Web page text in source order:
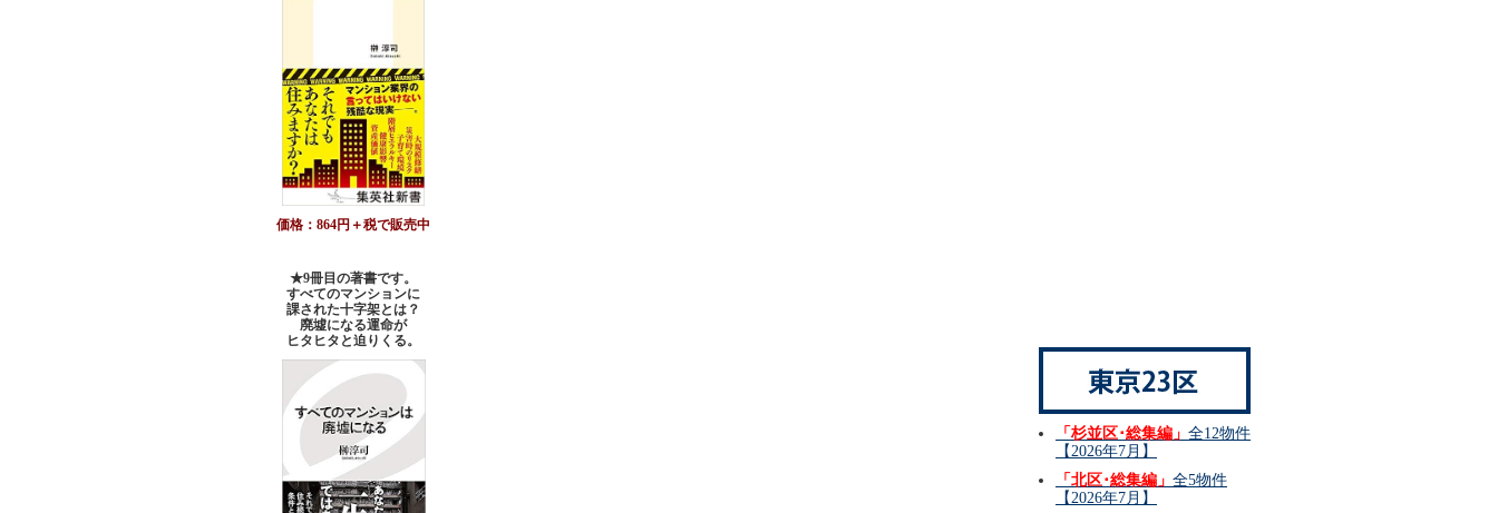
価格：864円＋税で販売中
★9冊目の著書です。
すべてのマンションに
課された十字架とは？
廃墟になる運命が
ヒタヒタと迫りくる。
「杉並区･総集編」 全12物件
【2026年7月】
「北区･総集編」 全5物件
【2026年7月】